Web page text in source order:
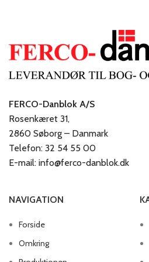
FERCO-Danblok A/S
Rosenkæret 31,
2860 Søborg – Danmark
Telefon: 32 54 55 00
E-mail: info@ferco-danblok.dk
NAVIGATION
Forside
Omkring